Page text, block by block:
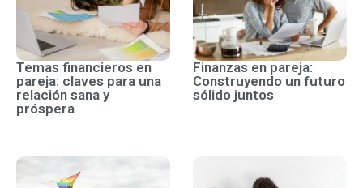
Temas financieros en
pareja: claves para una
relación sana y
próspera
Finanzas en pareja:
Construyendo un futuro
sólido juntos